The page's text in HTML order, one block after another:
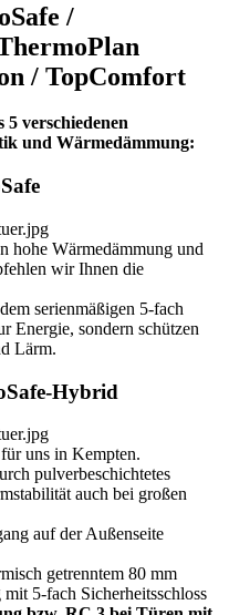
/
/ TopComfort
5 verschiedenen
und Wärmedämmung:
hohe Wärmedämmung und
wir Ihnen die
serienmäßigen 5-fach
Energie, sondern schützen
Lärm.
Hybrid
uns in Kempten.
pulverbeschichtetes
auch bei großen
auf der Außenseite
getrenntem 80 mm
5-fach Sicherheitsschloss